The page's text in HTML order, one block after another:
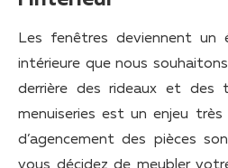
Les fenêtres deviennent un
intérieure que nous
derrière des rideaux et des
menuiseries est un enjeu
d’agencement des pièces
vous décidez de meubler